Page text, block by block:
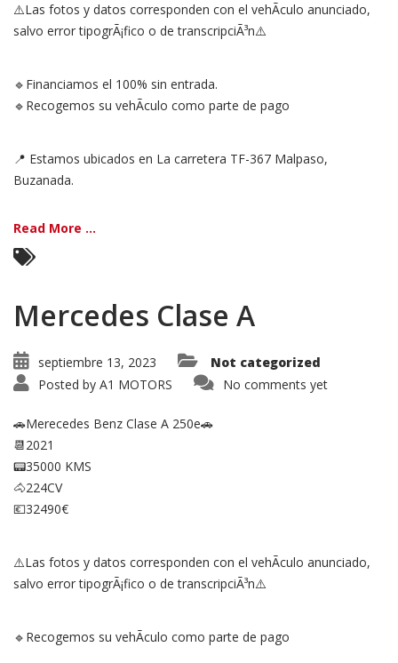
⚠️Las fotos y datos corresponden con el vehÃ­culo anunciado,
salvo error tipogrÃ¡fico o de transcripciÃ³n⚠️
🔹Financiamos el 100% sin entrada.
🔹Recogemos su vehÃ­culo como parte de pago
📍 Estamos ubicados en La carretera TF-367 Malpaso,
Buzanada.
Read More ...
Mercedes Clase A
septiembre 13, 2023
Not categorized
Posted by A1 MOTORS No comments yet
🚗Merecedes Benz Clase A 250e🚗
📆2021
📟35000 KMS
🐴224CV
💶32490€
⚠️Las fotos y datos corresponden con el vehÃ­culo anunciado,
salvo error tipogrÃ¡fico o de transcripciÃ³n⚠️
🔹Recogemos su vehÃ­culo como parte de pago